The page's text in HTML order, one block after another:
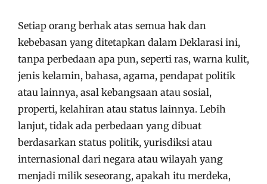
Setiap orang berhak atas semua hak dan
kebebasan yang ditetapkan dalam Deklarasi ini,
tanpa perbedaan apa pun, seperti ras, warna kulit,
jenis kelamin, bahasa, agama, pendapat politik
atau lainnya, asal kebangsaan atau sosial,
properti, kelahiran atau status lainnya. Lebih
lanjut, tidak ada perbedaan yang dibuat
berdasarkan status politik, yurisdiksi atau
internasional dari negara atau wilayah yang
menjadi milik seseorang, apakah itu merdeka,